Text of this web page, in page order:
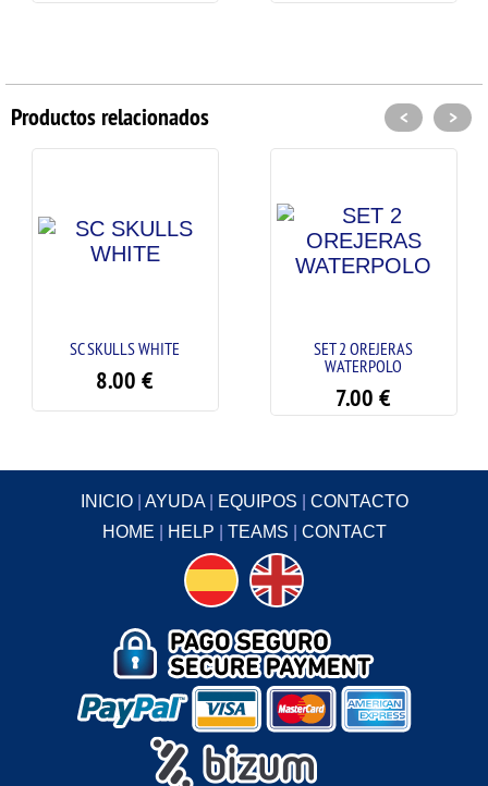
Productos relacionados
SC SKULLS WHITE
8.00€
SET 2 OREJERAS
WATERPOLO
7.00€
< >
INICIO| AYUDA| EQUIPOS
CONTACTO
HOME
HELP TEAMS CONTACT